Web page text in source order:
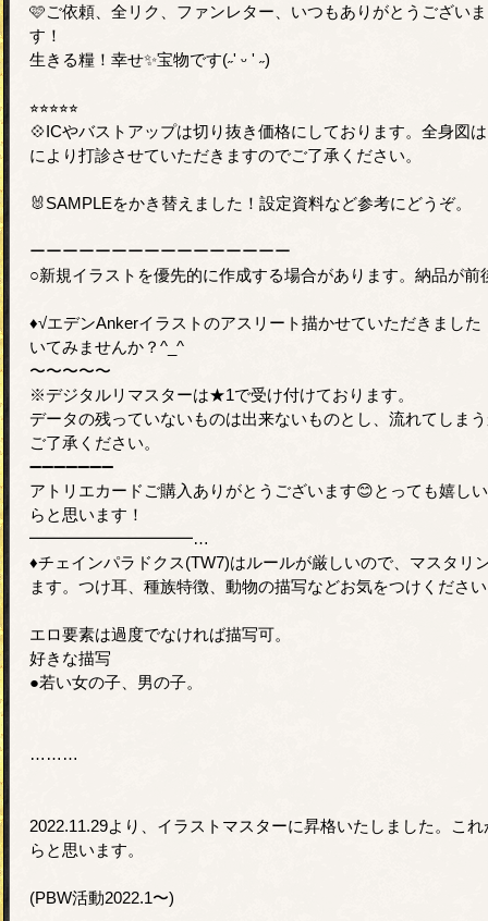
🩷ご依頼、全リク、ファンレター、いつもありがとうございま
す！
生きる糧！幸せ✨宝物です(˶' ᵕ ' ˶)
⭐︎⭐︎⭐︎⭐︎⭐︎
💠ICやバストアップは切り抜き価格にしております。全身図
により打診させていただきますのでご了承ください。
🐰SAMPLEをかき替えました！設定資料など参考にどうぞ。
ーーーーーーーーーーーーーーーー
○新規イラストを優先的に作成する場合があります。納品が
♦︎√エデンAnkerイラストのアスリート描かせていただきまし
いてみませんか？^_^
〜〜〜〜〜
※デジタルリマスターは★1で受け付けております。
データの残っていないものは出来ないものとし、流れてしま
ご了承ください。
➖➖➖➖➖➖➖
アトリエカードご購入ありがとうございます😊とっても嬉し
らと思います！
━━━━━━━━━━…
♦︎チェインパラドクス(TW7)はルールが厳しいので、マスタリ
ます。つけ耳、種族特徴、動物の描写などお気をつけくださ
エロ要素は過度でなければ描写可。
好きな描写
●若い女の子、男の子。
………
2022.11.29より、イラストマスターに昇格いたしました。こ
らと思います。
(PBW活動2022.1〜)